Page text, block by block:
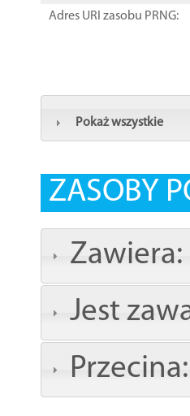
Adres URI zasobu PRNG:
Pokaż wszystkie
ZASOBY
Zawiera:
Jest
Przecina: